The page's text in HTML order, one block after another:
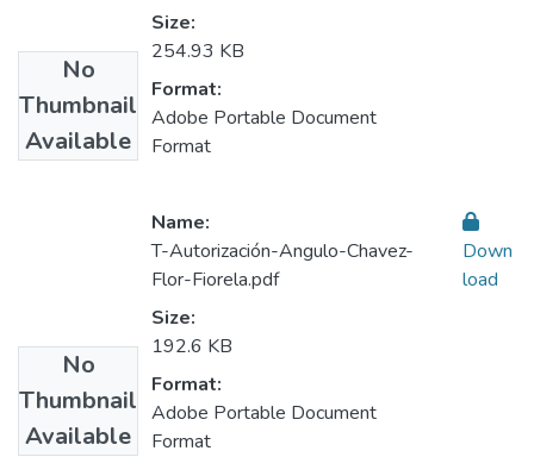
No
Thumbnail
Available
Size:
254.93 KB
Format:
Adobe Portable Document
Format
No
Thumbnail
Available
Name:
T-Autorización-Angulo-Chavez-
Flor-Fiorela.pdf
Size:
192.6 KB
Format:
Adobe Portable Document
Format
Down
load